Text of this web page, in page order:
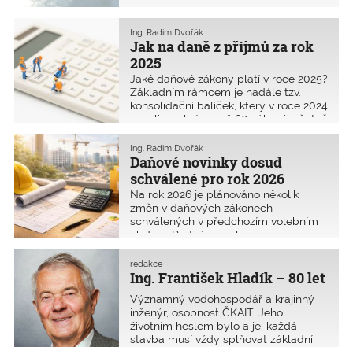
Jak na daně z příjmů za rok
2025
Ing. Radim Dvořák
Jaké daňové zákony platí v roce 2025?
Základním rámcem je nadále tzv.
konsolidační balíček, který v roce 2024
novelizoval více než 60 zákonů, včetně
předpisů daňových. Pro rok 2025 byly
zároveň schváleny další daňové
změny, z nichž ty nejvýznamnější se
snažím v tomto článku přehledně
shrnout. Samotný systém zdanění
však zůstává beze změny.
Daňové novinky dosud
schválené pro rok 2026
Ing. Radim Dvořák
Na rok 2026 je plánováno několik
změn v daňových zákonech
schválených v předchozím volebním
období. Protože se ale v roce
2025 konaly volby do Poslanecké
sněmovny a Česká republika má
novou vládu, lze očekávat i další
změny v daňových zákonech. Zde je
přehled hlavních změn, které byly
platné na začátku ledna 2026.
Ing. František Hladík – 80 let
redakce
Významný vodohospodář a krajinný
inženýr, osobnost ČKAIT. Jeho
životním heslem bylo a je: každá
stavba musí vždy splňovat základní